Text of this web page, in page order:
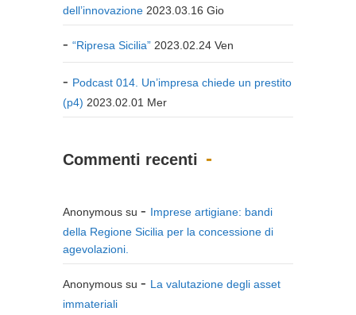
dell’innovazione 2023.03.16 Gio
“Ripresa Sicilia” 2023.02.24 Ven
Podcast 014. Un’impresa chiede un prestito
(p4) 2023.02.01 Mer
Commenti recenti
Anonymous su
Imprese artigiane: bandi
della Regione Sicilia per la concessione di
agevolazioni.
Anonymous su
La valutazione degli asset
immateriali